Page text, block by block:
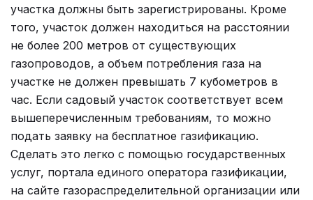
участка должны быть зарегистрированы. Кроме
того, участок должен находиться на расстоянии
не более 200 метров от существующих
газопроводов, а объем потребления газа на
участке не должен превышать 7 кубометров в
час. Если садовый участок соответствует всем
вышеперечисленным требованиям, то можно
подать заявку на бесплатное газификацию.
Сделать это легко с помощью государственных
услуг, портала единого оператора газификации,
на сайте газораспределительной организации или